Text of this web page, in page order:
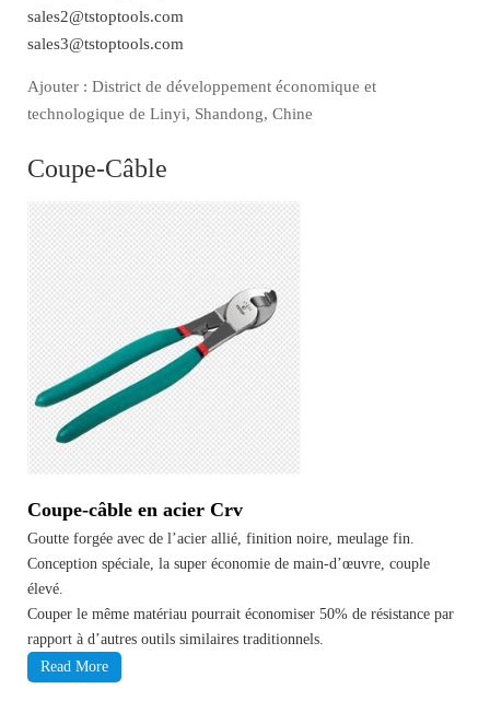
sales2@tstoptools.com
sales3@tstoptools.com
Ajouter : District de développement économique et
technologique de Linyi, Shandong, Chine
Coupe-Câble
Coupe-câble en acier Crv
Goutte forgée avec de l’acier allié, finition noire, meulage fin.
Conception spéciale, la super économie de main-d’œuvre, couple
élevé.
Couper le même matériau pourrait économiser 50% de résistance par
rapport à d’autres outils similaires traditionnels.
Read More